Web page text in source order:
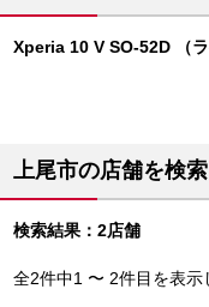
Xperia 10 V SO-52D （ラ
上尾市の店舗を検
検索結果：2店舗
全2件中1 〜 2件目を表